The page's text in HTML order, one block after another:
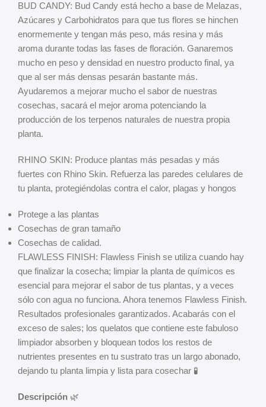
BUD CANDY: Bud Candy está hecho a base de Melazas,
Azúcares y Carbohidratos para que tus flores se hinchen
enormemente y tengan más peso, más resina y más
aroma durante todas las fases de floración. Ganaremos
mucho en peso y densidad en nuestro producto final, ya
que al ser más densas pesarán bastante más.
Ayudaremos a mejorar mucho el sabor de nuestras
cosechas, sacará el mejor aroma potenciando la
producción de los terpenos naturales de nuestra propia
planta.
RHINO SKIN: Produce plantas más pesadas y más
fuertes con Rhino Skin. Refuerza las paredes celulares de
tu planta, protegiéndolas contra el calor, plagas y hongos
Protege a las plantas
Cosechas de gran tamaño
Cosechas de calidad.
FLAWLESS FINISH: Flawless Finish se utiliza cuando hay
que finalizar la cosecha; limpiar la planta de químicos es
esencial para mejorar el sabor de tus plantas, y a veces
sólo con agua no funciona. Ahora tenemos Flawless Finish.
Resultados profesionales garantizados. Acabarás con el
exceso de sales; los quelatos que contiene este fabuloso
limpiador absorben y bloquean todos los restos de
nutrientes presentes en tu sustrato tras un largo abonado,
dejando tu planta limpia y lista para cosechar 🧪
Descripción 🌿